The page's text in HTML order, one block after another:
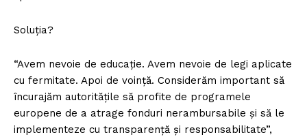
Soluția?
“Avem nevoie de educație. Avem nevoie de legi aplicate
cu fermitate. Apoi de voință. Considerăm important să
încurajăm autoritățile să profite de programele
europene de a atrage fonduri nerambursabile și să le
implementeze cu transparență și responsabilitate”,